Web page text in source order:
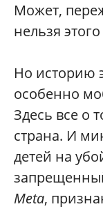
Может,
нельзя
Но историю
особенно
Здесь все о
страна. И
детей на
Meta,